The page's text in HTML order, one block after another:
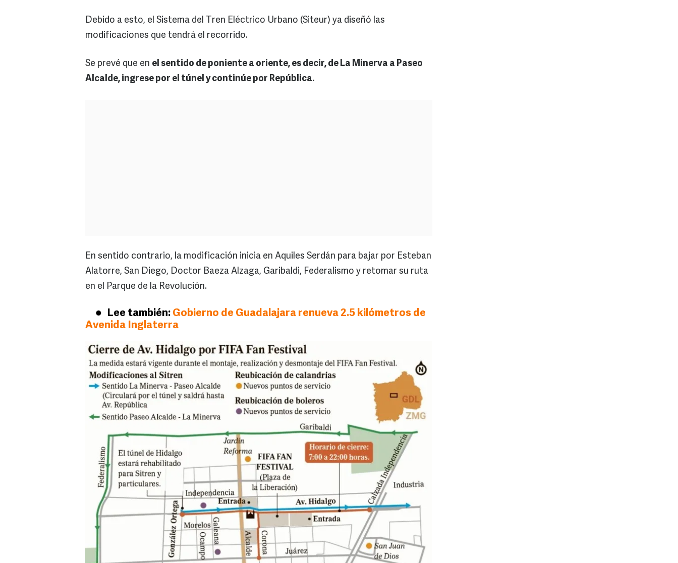
Debido a esto, el Sistema del Tren Eléctrico Urbano (Siteur) ya diseñó las
modificaciones que tendrá el recorrido.
Se prevé que en el sentido de poniente a oriente, es decir, de La Minerva a Paseo
Alcalde, ingrese por el túnel y continúe por República.
En sentido contrario, la modificación inicia en Aquiles Serdán para bajar por Esteban
Alatorre, San Diego, Doctor Baeza Alzaga, Garibaldi, Federalismo y retomar su ruta
en el Parque de la Revolución.
Lee también: Gobierno de Guadalajara renueva 2.5 kilómetros de
Avenida Inglaterra